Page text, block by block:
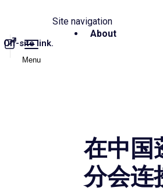
Off-site link.
Menu
Site navigation
About
在中国
分会连